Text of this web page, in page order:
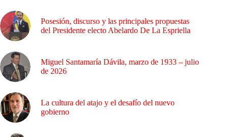
Posesión, discurso y las principales propuestas
del Presidente electo Abelardo De La Espriella
Miguel Santamaría Dávila, marzo de 1933 – julio
de 2026
La cultura del atajo y el desafío del nuevo
gobierno